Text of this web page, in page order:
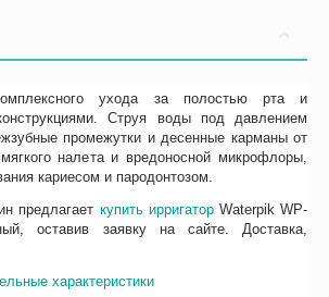
ухода за полостью рта и
Струя воды под давлением
промежутки и десенные карманы от
налета и вредоносной микрофлоры,
кариесом и пародонтозом.
предлагает купить ирригаторWaterpik WP-
оставив заявку на сайте. Доставка,
характеристики